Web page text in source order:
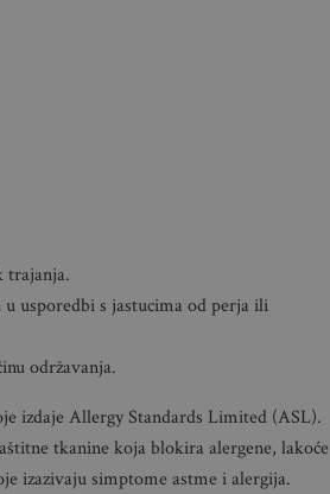
trajanja.
usporedbi s jastucima od perja ili
održavanja.
izdaje Allergy Standards Limited (ASL).
tkanine koja blokira alergene, lakoće
izazivaju simptome astme i alergija.